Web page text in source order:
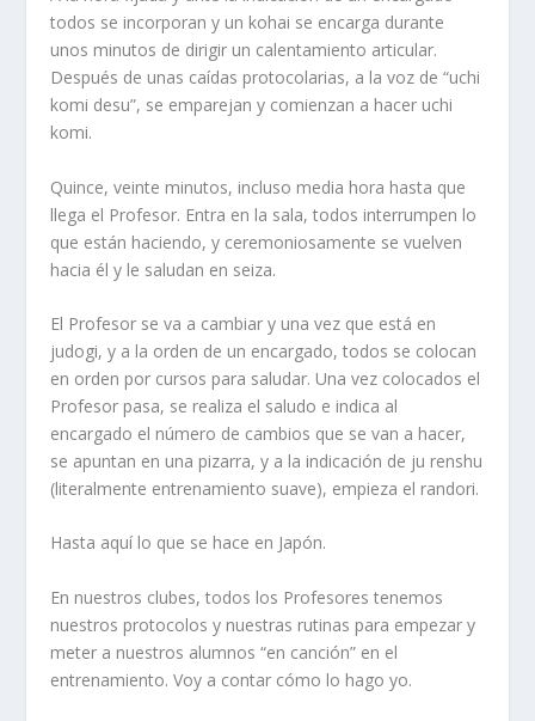
todos se incorporan y un kohai se encarga durante
unos minutos de dirigir un calentamiento articular.
Después de unas caídas protocolarias, a la voz de “uchi
komi desu”, se emparejan y comienzan a hacer uchi
komi.
Quince, veinte minutos, incluso media hora hasta que
llega el Profesor. Entra en la sala, todos interrumpen lo
que están haciendo, y ceremoniosamente se vuelven
hacia él y le saludan en seiza.
El Profesor se va a cambiar y una vez que está en
judogi, y a la orden de un encargado, todos se colocan
en orden por cursos para saludar. Una vez colocados el
Profesor pasa, se realiza el saludo e indica al
encargado el número de cambios que se van a hacer,
se apuntan en una pizarra, y a la indicación de ju renshu
(literalmente entrenamiento suave), empieza el randori.
Hasta aquí lo que se hace en Japón.
En nuestros clubes, todos los Profesores tenemos
nuestros protocolos y nuestras rutinas para empezar y
meter a nuestros alumnos “en canción” en el
entrenamiento. Voy a contar cómo lo hago yo.